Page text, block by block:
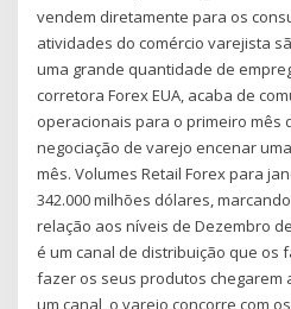
vendem diretamente para os
atividades do comércio varejista
uma grande quantidade de
corretora Forex EUA, acaba de
operacionais para o primeiro mês
negociação de varejo encenar
mês. Volumes Retail Forex para
342.000 milhões dólares,
relação aos níveis de Dezembro
é um canal de distribuição que os
fazer os seus produtos chegarem